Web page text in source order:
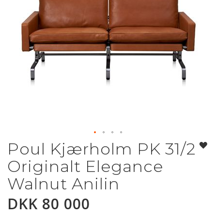
Gå
til
begynnelsen
av
bildegalleri
Poul Kjærholm PK 31/2
Originalt Elegance
Walnut Anilin
DKK 80 000